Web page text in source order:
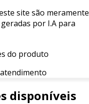
site são meramente
por I.A para
do produto
disponíveis